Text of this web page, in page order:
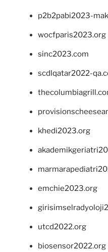
p2b2pabi2023-
wocfparis2023.org
sinc2023.com
scdlqatar2022-
khedi2023.org
emchie2023.org
utcd2022.org
biosensor2022.org